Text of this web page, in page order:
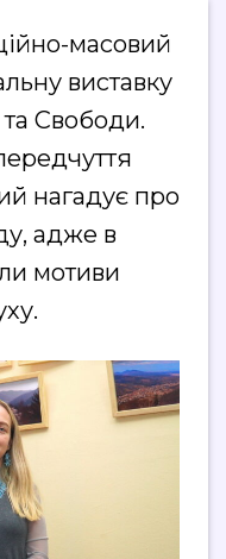
масовий
виставку
та Свободи.
нагадує про
адже в
мотиви